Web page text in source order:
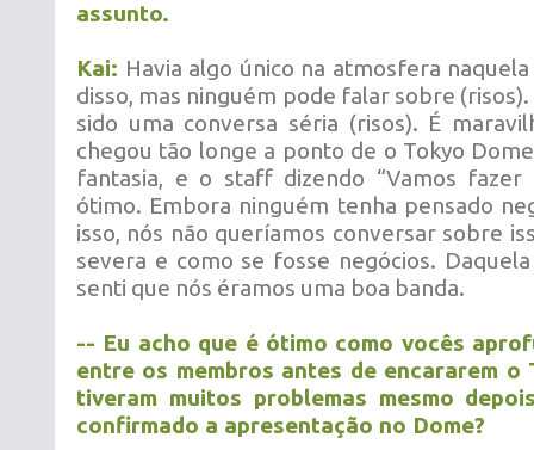
assunto.
Kai: Havia algo único na atmosfera
disso, mas ninguém pode falar sobre
sido uma conversa séria (risos). É
chegou tão longe a ponto de o Tokyo
fantasia, e o staff dizendo “Vamos fazer
ótimo. Embora ninguém tenha pensado
isso, nós não queríamos conversar sobre
severa e como se fosse negócios.
senti que nós éramos uma boa banda.
-- Eu acho que é ótimo como vocês
entre os membros antes de encararem o
tiveram muitos problemas mesmo
confirmado a apresentação no Dome?